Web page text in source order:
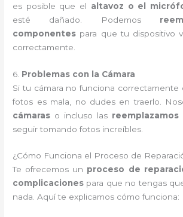
es posible que el altavoz o el
esté dañado. Podemos
componentes para que tu dispositivo
correctamente.
6. Problemas con la Cámara
Si tu cámara no funciona correctamente
fotos es mala, no dudes en traerlo.
cámaras o incluso las reemplazamos
seguir tomando fotos increíbles.
¿Cómo Funciona el Proceso de
Te ofrecemos un proceso de
complicaciones para que no tengas
nada. Aquí te explicamos cómo funciona: